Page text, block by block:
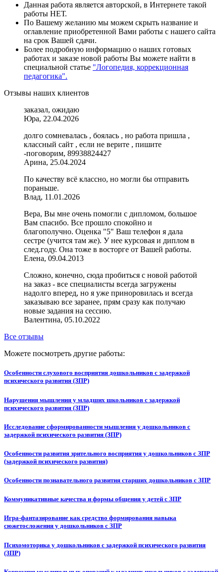
Данная работа является авторской, в Интернете такой
работы НЕТ.
По Вашему желанию мы можем скрыть название и
оглавление приобретенной Вами работы с нашего сайта
на срок Вашей сдачи.
Более подробную информацию о наших готовых
работах и заказе новой работы Вы можете найти в
специальной статье "Логопедия, коррекционная
педагогика".
Отзывы наших клиентов
заказал, ожидаю
Юра, 22.04.2026
долго сомневалась , боялась , но работа пришла ,
классный сайт , если не верите , пишите
-поговорим, 89938824427
Арина, 25.04.2024
По качеству всё классно, но могли бы отправить
пораньше.
Влад, 11.01.2026
Вера, Вы мне очень помогли с дипломом, большое
Вам спасибо. Все прошло спокойно и
благополучно. Оценка "5" Ваш телефон я дала
сестре (учится там же). У нее курсовая и диплом в
след.году. Она тоже в восторге от Вашей работы.
Елена, 09.04.2013
Сложно, конечно, сюда пробиться с новой работой
на заказ - все специалисты всегда загружены
надолго вперед, но я уже приноровилась и всегда
заказываю все заранее, прям сразу как получаю
новые задания на сессию.
Валентина, 05.10.2022
Все отзывы
Можете посмотреть другие работы:
Особенности слухового восприятия дошкольников с задержкой
психического развития (ЗПР)
Нарушения мышления у младших школьников с задержкой
психического развития (ЗПР)
Исследование сформированности мышления у дошкольников с
задержкой психического развития (ЗПР)
Особенности развития зрительного восприятия у дошкольников с ЗПР
(задержкой психического развития)
Особенности познавательного развития старших дошкольников с ЗПР
Коммуникативные качества и формы общения у детей с ЗПР
Игра-фантазирование как средство формирования навыка
сюжетосложения у дошкольников с ЗПР
Психомоторика у дошкольников с задержкой психического развития
(ЗПР)